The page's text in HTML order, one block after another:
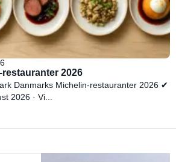
2026
Danmarks Michelin-restauranter 2026 ✔
2026 · Vi...